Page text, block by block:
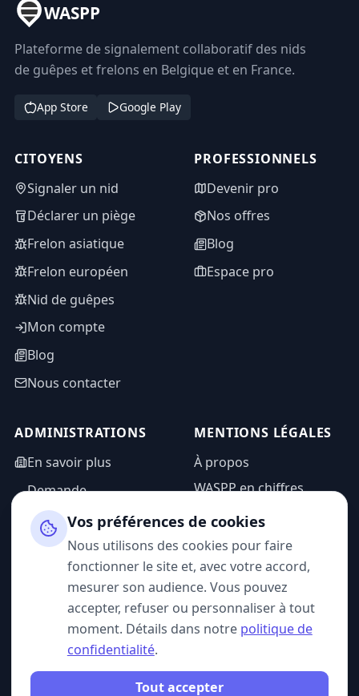
WASPP
Plateforme de signalement collaboratif des nids
de guêpes et frelons en Belgique et en France.
App Store Google Play
CITOYENS
Signaler un nid
Déclarer un piège
Frelon asiatique
Frelon européen
Nid de guêpes
Mon compte
Blog
Nous contacter
PROFESSIONNELS
Devenir pro
Nos offres
Blog
Espace pro
ADMINISTRATIONS
En savoir plus
Demande
d'information
Espace admin
MENTIONS LÉGALES
À propos
WASPP en chiffres
Mentions légales
Politique de
confidentialité
CGU
SUIVEZ-NOUS
Vos préférences de cookies
Nous utilisons des cookies pour faire
fonctionner le site et, avec votre accord,
mesurer son audience. Vous pouvez
accepter, refuser ou personnaliser à tout
moment. Détails dans notre politique de
confidentialité.
Tout accepter